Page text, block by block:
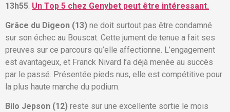
13h55 Un Top 5 chez Genybet peut être intéressant.
Grâce du Digeon (13) ne doit surtout pas être condamné
sur son échec au Bouscat. Cette jument de tenue a fait ses
preuves sur ce parcours qu’elle affectionne. L’engagement
est avantageux, et Franck Nivard l’a déjà menée au succès
par le passé. Présentée pieds nus, elle est compétitive pour
la plus haute marche du podium.
Bilo Jepson (12) reste sur une excellente sortie le mois